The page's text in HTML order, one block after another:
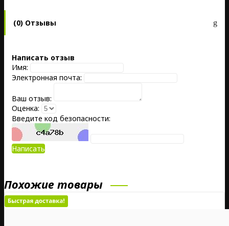
(0) Отзывы
Написать отзыв
Имя:
Электронная почта:
Ваш отзыв:
Оценка:
Введите код безопасности:
Написать
Похожие товары